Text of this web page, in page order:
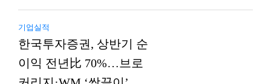
기업실적
한국투자증권, 상반기 순
이익 전년比 70%…브로